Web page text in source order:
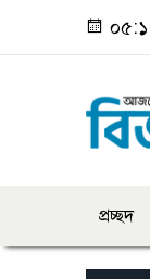
প্রচ্ছদ